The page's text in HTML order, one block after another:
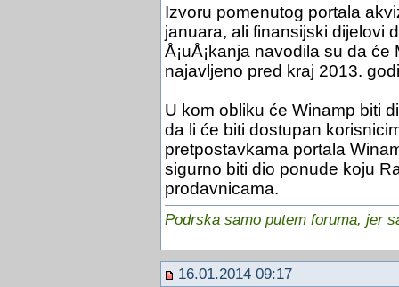
Izvoru pomenutog portala
januara, ali finansijski dijelovi
Å¡uÅ¡kanja navodila su da
najavljeno pred kraj 2013.
U kom obliku će Winamp biti
da li će biti dostupan
pretpostavkama portala
sigurno biti dio ponude koju
prodavnicama.
Podrska samo putem foruma, jer
16.01.2014 09:17